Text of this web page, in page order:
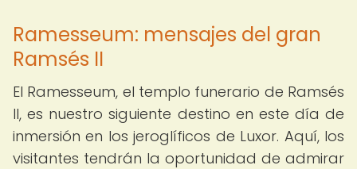
Ramesseum: mensajes del gran
Ramsés II
El Ramesseum, el templo funerario de Ramsés
II, es nuestro siguiente destino en este día de
inmersión en los jeroglíficos de Luxor. Aquí, los
visitantes tendrán la oportunidad de admirar